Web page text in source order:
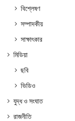
বিশ্লেষণ
সম্পাদকীয়
সাক্ষাৎকার
মিডিয়া
ছবি
ভিডিও
যুদ্ধ ও সংঘাত
রাজনীতি